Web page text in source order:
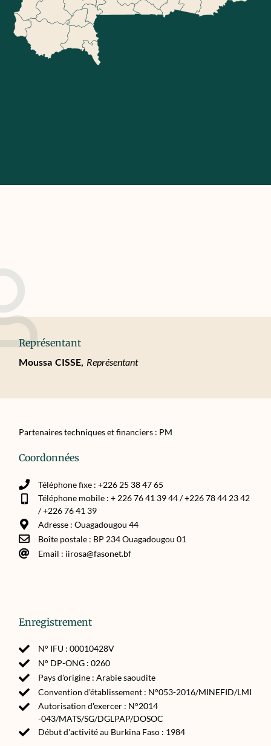
Représentant
Moussa CISSE, Représentant
Partenaires techniques et financiers : PM
Coordonnées
Téléphone fixe : +226 25 38 47 65
Téléphone mobile : + 226 76 41 39 44 / +226 78 44 23 42
/ +226 76 41 39
Adresse : Ouagadougou 44
Boîte postale : BP 234 Ouagadougou 01
Email : iirosa@fasonet.bf
Enregistrement
N° IFU : 00010428V
N° DP-ONG : 0260
Pays d'origine : Arabie saoudite
Convention d'établissement : N°053-2016/MINEFID/LMI
Autorisation d'exercer : N°2014
-043/MATS/SG/DGLPAP/DOSOC
Début d'activité au Burkina Faso : 1984